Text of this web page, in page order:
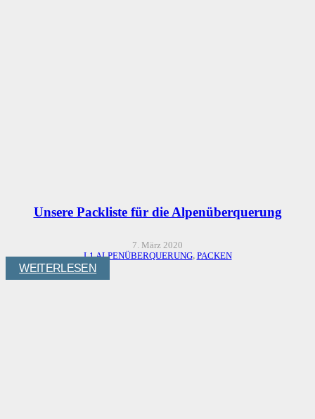
Unsere Packliste für die Alpenüberquerung
7. März 2020
L1 ALPENÜBERQUERUNG, PACKEN
WEITERLESEN